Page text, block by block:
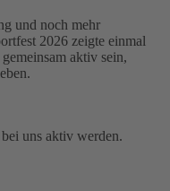
und noch mehr
2026 zeigte einmal
aktiv sein,
uns aktiv werden.